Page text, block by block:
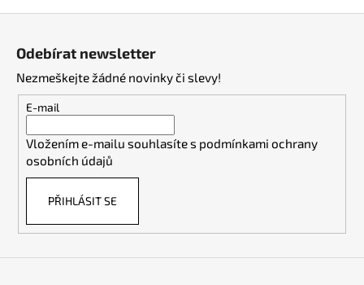
Odebírat newsletter
Nezmeškejte žádné novinky či slevy!
E-mail
Vložením e-mailu souhlasíte s podmínkami ochrany
osobních údajů
PŘIHLÁSIT SE